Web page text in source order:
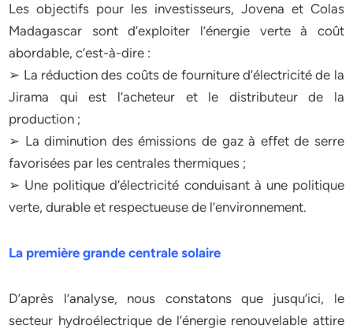
Les objectifs pour les investisseurs, Jovena et Colas
Madagascar sont d’exploiter l’énergie verte à coût
abordable, c’est-à-dire :
➢ La réduction des coûts de fourniture d’électricité de la
Jirama qui est l’acheteur et le distributeur de la
production ;
➢ La diminution des émissions de gaz à effet de serre
favorisées par les centrales thermiques ;
➢ Une politique d’électricité conduisant à une politique
verte, durable et respectueuse de l’environnement.
La première grande centrale solaire
D’après l’analyse, nous constatons que jusqu’ici, le
secteur hydroélectrique de l’énergie renouvelable attire